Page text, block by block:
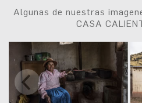
Algunas de nuestras
CASA